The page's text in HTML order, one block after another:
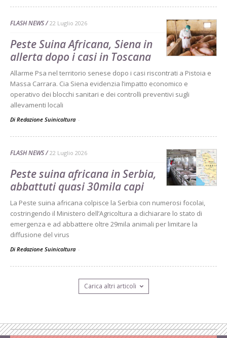
FLASH NEWS 22 Luglio 2026
Peste Suina Africana, Siena in
allerta dopo i casi in Toscana
Allarme Psa nel territorio senese dopo i casi riscontrati a Pistoia e
Massa Carrara. Cia Siena evidenzia l’impatto economico e
operativo dei blocchi sanitari e dei controlli preventivi sugli
allevamenti locali
Di Redazione Suinicoltura -
FLASH NEWS 22 Luglio 2026
Peste suina africana in Serbia,
abbattuti quasi 30mila capi
La Peste suina africana colpisce la Serbia con numerosi focolai,
costringendo il Ministero dell’Agricoltura a dichiarare lo stato di
emergenza e ad abbattere oltre 29mila animali per limitare la
diffusione del virus
Di Redazione Suinicoltura -
Carica altri articoli